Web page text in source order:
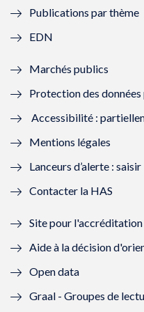
f
n
ê
t
r
e
)
e
ê
r
)
Publications par thème
EDN
Marchés publics
Protection des données
Accessibilité :
Mentions légales
Lanceurs d’alerte :
Contacter la HAS
Site pour l'accréditation
Aide à la décision
Open data
Graal - Groupes de